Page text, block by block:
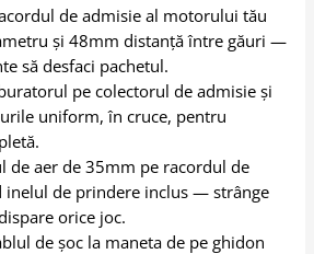
de admisie al motorului tău
și 48mm distanță între găuri —
să desfaci pachetul.
pe colectorul de admisie și
uniform, în cruce, pentru
de aer de 35mm pe racordul de
inelul de prindere inclus — strânge
orice joc.
de șoc la maneta de pe ghidon